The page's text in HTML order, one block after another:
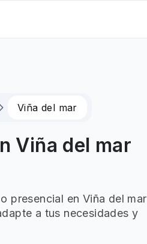
Viña del mar
Viña del mar
presencial en Viña del mar
a tus necesidades y